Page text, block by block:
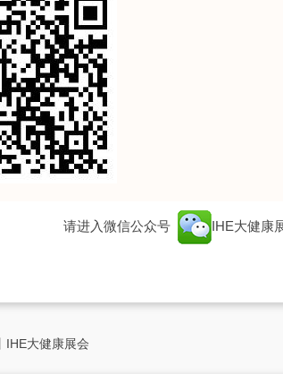
请进入微信公众号 IHE大健康
IHE大健康展会